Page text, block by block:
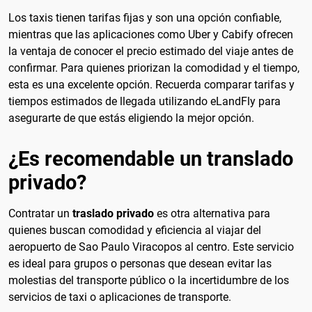
Los taxis tienen tarifas fijas y son una opción confiable,
mientras que las aplicaciones como Uber y Cabify ofrecen
la ventaja de conocer el precio estimado del viaje antes de
confirmar. Para quienes priorizan la comodidad y el tiempo,
esta es una excelente opción. Recuerda comparar tarifas y
tiempos estimados de llegada utilizando eLandFly para
asegurarte de que estás eligiendo la mejor opción.
¿Es recomendable un translado
privado?
Contratar un traslado privado es otra alternativa para
quienes buscan comodidad y eficiencia al viajar del
aeropuerto de Sao Paulo Viracopos al centro. Este servicio
es ideal para grupos o personas que desean evitar las
molestias del transporte público o la incertidumbre de los
servicios de taxi o aplicaciones de transporte.